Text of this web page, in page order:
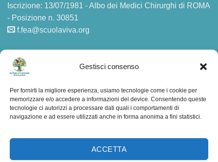
Gestisci consenso
Per fornirti la migliore esperienza, usiamo tecnologie come i cookie per
memorizzare e/o accedere a informazioni del device. Consentendo queste
tecnologie ci autorizzi a processare dati quali i comportamenti di
navigazione e ad essere utilizzati anche in forma anonima a fini statistici.
ACCETTA
Iscrizione: 13/07/1981 - Albo dei Medici Chirurghi di ROMA
- Posizione n. 30851
f.fea@scuolaviva.org
AMMINISTRAZIONE TRASPARENTE
F.A.Q.